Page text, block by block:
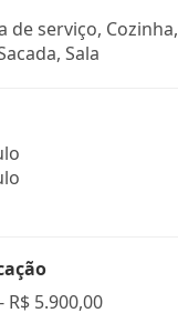
de serviço,
Sala
R$ 5.900,00